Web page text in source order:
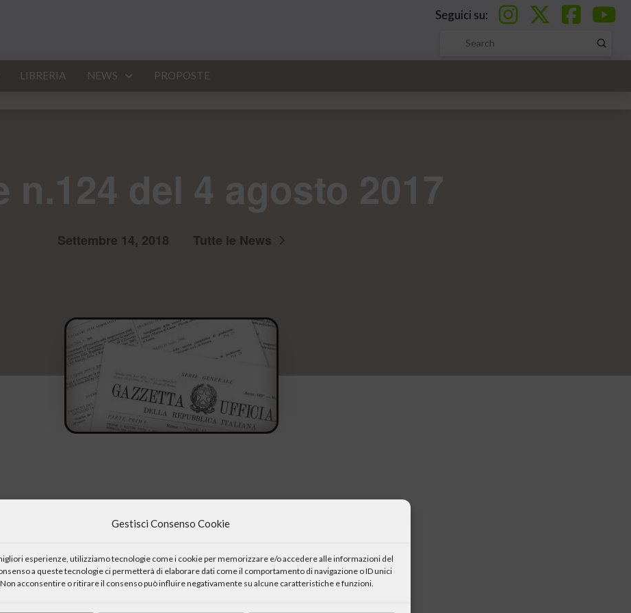
Gestisci Consenso Cookie
esperienze, utilizziamo tecnologie come i cookie per memorizzare e/o accedere alle informazioni del
a queste tecnologie ci permetterà di elaborare dati come il comportamento di navigazione o ID unici
acconsentire o ritirare il consenso può influire negativamente su alcune caratteristiche e funzioni.
Seguici su:
Search
Submit
LIBRERIA NEWS PROPOSTE
Settembre 14, 2018 Tutte le News
Italiana Centri Culturali
del 28 dicembre 2015, n. 208.
Italiana Centri Culturaliin data 30 luglio 2020 dichiara di aver ricevuto la